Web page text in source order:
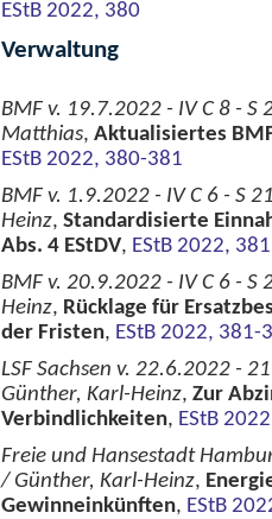
EStB 2022, 380
Verwaltung
BMF v. 19.7.2022 - IV C 8 -
Matthias, Aktualisiertes
EStB 2022, 380-381
BMF v. 1.9.2022 - IV C 6 - S
Heinz, Standardisierte
Abs. 4 EStDV, EStB 2022, 381
BMF v. 20.9.2022 - IV C 6 -
Heinz, Rücklage für
der Fristen, EStB 2022, 381-
LSF Sachsen v. 22.6.2022 -
Günther, Karl-Heinz, Zur
Verbindlichkeiten, EStB
Freie und Hansestadt
/ Günther, Karl-Heinz,
Gewinneinkünften, EStB